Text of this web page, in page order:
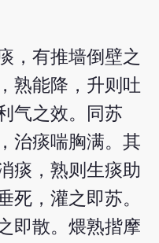
，有推墙倒壁之
熟能降，升则吐
气之效。同苏
治痰喘胸满。其
痰，熟则生痰助
死，灌之即苏。
即散。煨熟揩摩